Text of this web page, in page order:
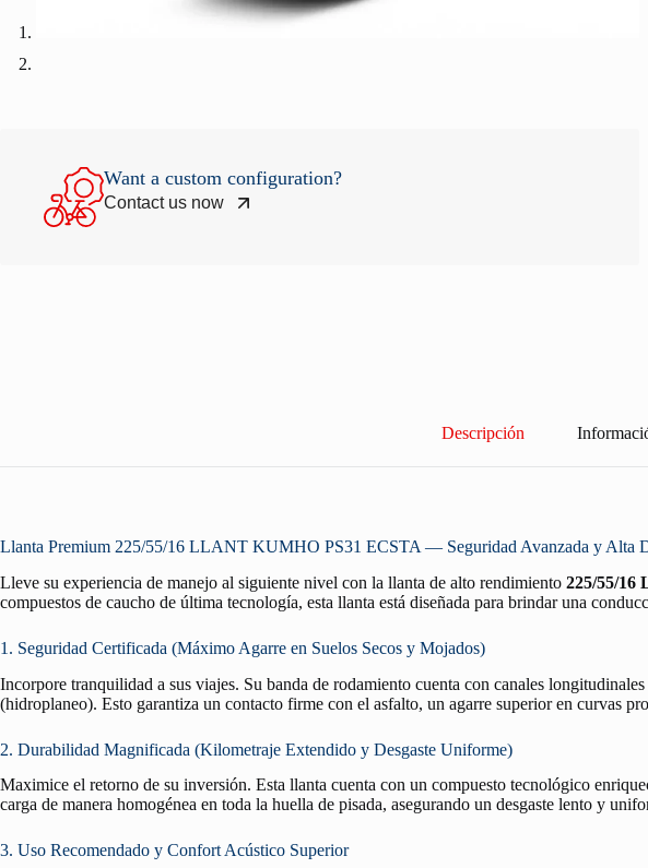
Want a custom configuration?
Contact us now
Descripción
Llanta Premium 225/55/16 LLANT KUMHO PS31 ECSTA — Seguridad Avanzada y Alta
Lleve su experiencia de manejo al siguiente nivel con la llanta de alto rendimiento 225/55/16
compuestos de caucho de última tecnología, esta llanta está diseñada para brindar una
1. Seguridad Certificada (Máximo Agarre en Suelos Secos y Mojados)
Incorpore tranquilidad a sus viajes. Su banda de rodamiento cuenta con canales
(hidroplaneo). Esto garantiza un contacto firme con el asfalto, un agarre superior en curvas
2. Durabilidad Magnificada (Kilometraje Extendido y Desgaste Uniforme)
Maximice el retorno de su inversión. Esta llanta cuenta con un compuesto tecnológico
carga de manera homogénea en toda la huella de pisada, asegurando un desgaste lento y
3. Uso Recomendado y Confort Acústico Superior